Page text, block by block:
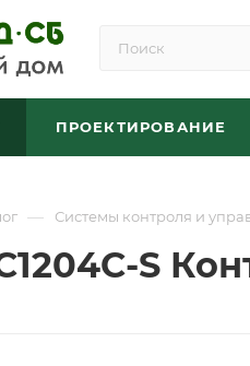
ПРОЕКТИРОВАНИЕ
— Системы контроля и
S